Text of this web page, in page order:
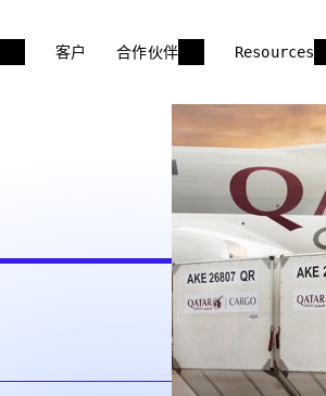
客户 合作伙伴 Resources